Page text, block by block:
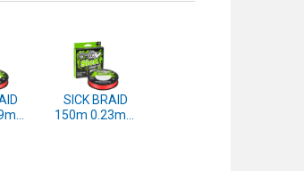
SICK BRAID
150m 0.23mm